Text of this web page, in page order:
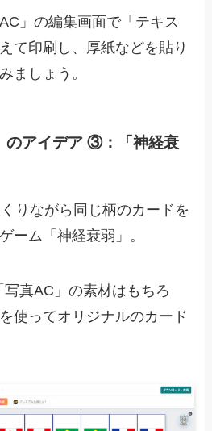
」の編集画面で「テキス
て印刷し、厚紙などを貼り
ましょう。
のアイデア ③：「神経衰
りながら同じ柄のカードを
ーム「神経衰弱」。
写真AC」の素材はもちろ
使ってオリジナルのカード